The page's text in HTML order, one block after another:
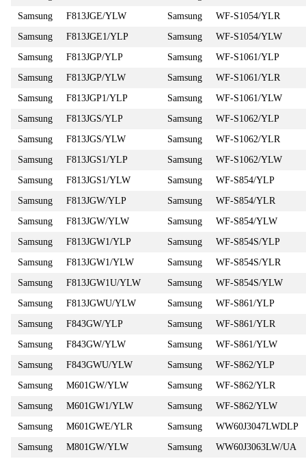
Samsung
F813JGE/YLW Samsung
WF-S1054/YLR
Samsung
F813JGE1/YLP Samsung
WF-S1054/YLW
Samsung
F813JGP/YLP Samsung
WF-S1061/YLP
Samsung
F813JGP/YLW Samsung
WF-S1061/YLR
Samsung
F813JGP1/YLP Samsung
WF-S1061/YLW
Samsung
F813JGS/YLP Samsung
WF-S1062/YLP
Samsung
F813JGS/YLW Samsung
WF-S1062/YLR
Samsung
F813JGS1/YLP Samsung
WF-S1062/YLW
Samsung
F813JGS1/YLW Samsung
WF-S854/YLP
Samsung
F813JGW/YLP Samsung
WF-S854/YLR
Samsung
F813JGW/YLW Samsung
WF-S854/YLW
Samsung
F813JGW1/YLP Samsung
WF-S854S/YLP
Samsung
F813JGW1/YLW Samsung
WF-S854S/YLR
Samsung
F813JGW1U/YLW Samsung
WF-S854S/YLW
Samsung
F813JGWU/YLW Samsung
WF-S861/YLP
Samsung
F843GW/YLP Samsung
WF-S861/YLR
Samsung
F843GW/YLW Samsung
WF-S861/YLW
Samsung
F843GWU/YLW Samsung
WF-S862/YLP
Samsung
M601GW/YLW Samsung
WF-S862/YLR
Samsung
M601GW1/YLW Samsung
WF-S862/YLW
Samsung
M601GWE/YLR Samsung
WW60J3047LWDLP
Samsung
M801GW/YLW Samsung
WW60J3063LW/UA